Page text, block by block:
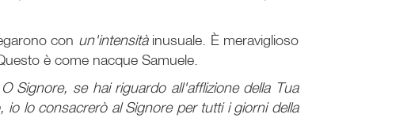
con un'intensità inusuale. È meraviglioso
è come nacque Samuele.
O Signore, se hai riguardo all'afflizione della Tua
lo consacrerò al Signore per tutti i giorni della